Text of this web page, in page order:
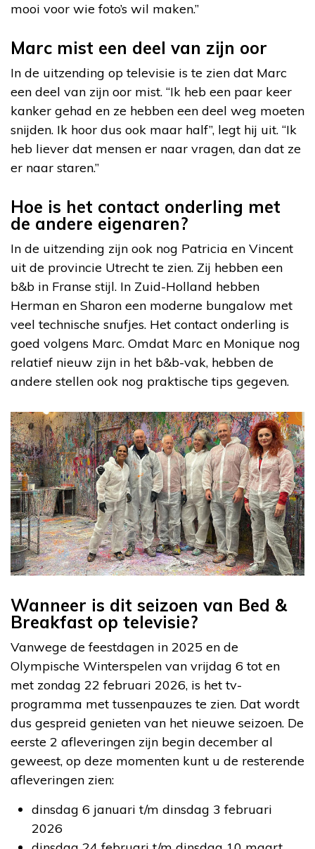
mooi voor wie foto’s wil maken.”
Marc mist een deel van zijn oor
In de uitzending op televisie is te zien dat Marc
een deel van zijn oor mist. “Ik heb een paar keer
kanker gehad en ze hebben een deel weg moeten
snijden. Ik hoor dus ook maar half”, legt hij uit. “Ik
heb liever dat mensen er naar vragen, dan dat ze
er naar staren.”
Hoe is het contact onderling met
de andere eigenaren?
In de uitzending zijn ook nog Patricia en Vincent
uit de provincie Utrecht te zien. Zij hebben een
b&b in Franse stijl. In Zuid-Holland hebben
Herman en Sharon een moderne bungalow met
veel technische snufjes. Het contact onderling is
goed volgens Marc. Omdat Marc en Monique nog
relatief nieuw zijn in het b&b-vak, hebben de
andere stellen ook nog praktische tips gegeven.
Wanneer is dit seizoen van Bed &
Breakfast op televisie?
Vanwege de feestdagen in 2025 en de
Olympische Winterspelen van vrijdag 6 tot en
met zondag 22 februari 2026, is het tv-
programma met tussenpauzes te zien. Dat wordt
dus gespreid genieten van het nieuwe seizoen. De
eerste 2 afleveringen zijn begin december al
geweest, op deze momenten kunt u de resterende
afleveringen zien:
dinsdag 6 januari t/m dinsdag 3 februari
2026